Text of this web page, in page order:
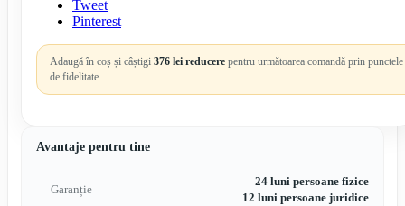
Avantaje pentru tine
Garanție
24 luni persoane fizice
12 luni persoane juridice
Tweet
Pinterest
Adaugă în coș și câștigi 376 lei reducere pentru următoarea comandă prin punctele
de fidelitate